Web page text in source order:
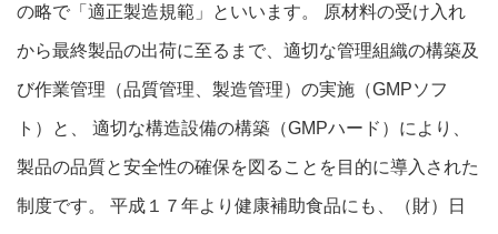
の略で「適正製造規範」といいます。 原材料の受け入れ
から最終製品の出荷に至るまで、適切な管理組織の構築及
び作業管理（品質管理、製造管理）の実施（GMPソフ
ト）と、 適切な構造設備の構築（GMPハード）により、
製品の品質と安全性の確保を図ることを目的に導入された
制度です。 平成１７年より健康補助食品にも、（財）日